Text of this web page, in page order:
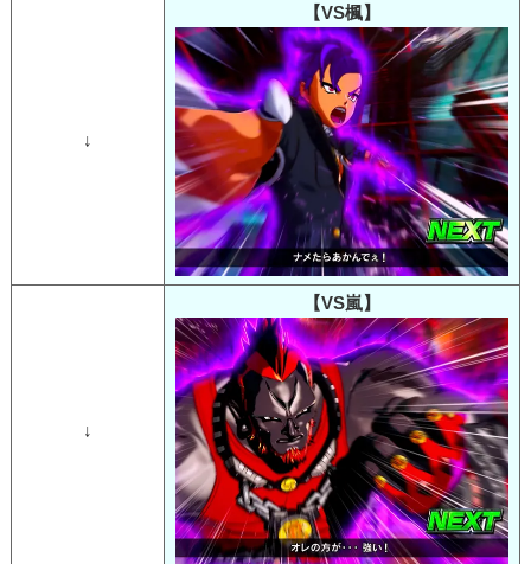
↓
【VS楓】
↓
【VS嵐】